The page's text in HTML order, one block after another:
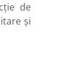
de
și